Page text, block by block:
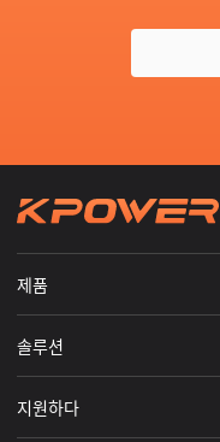
제품
솔루션
지원하다